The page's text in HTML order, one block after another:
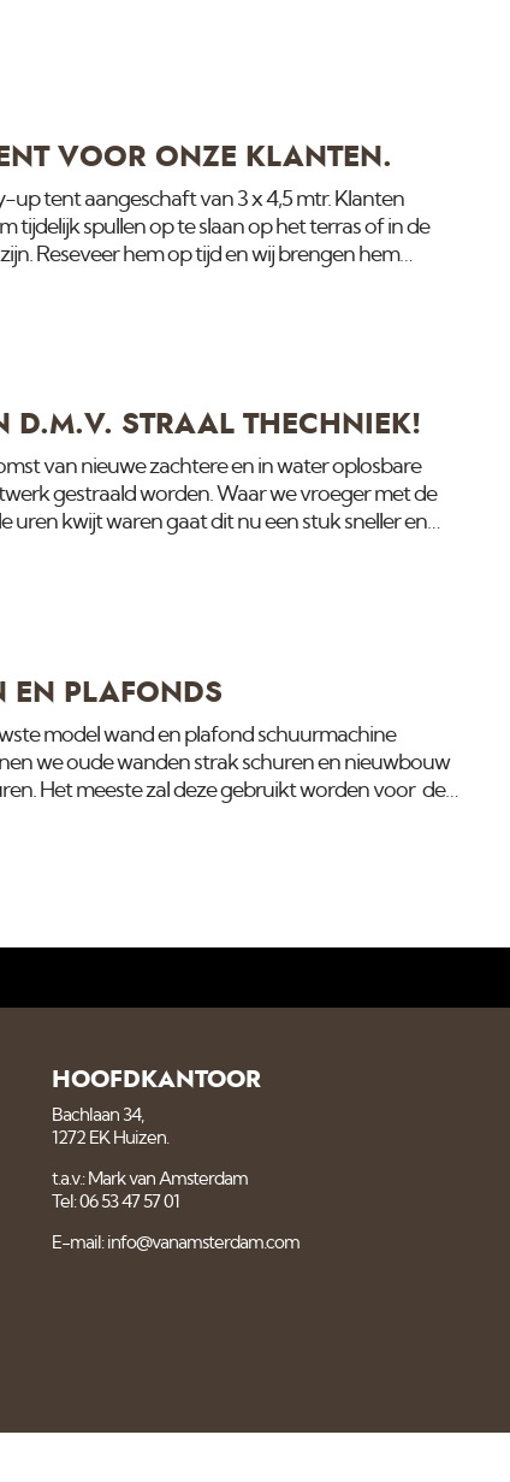
VOOR ONZE KLANTEN.
up tent aangeschaft van 3 x 4,5 mtr. Klanten
tijdelijk spullen op te slaan op het terras of in de
Reseveer hem op tijd en wij brengen hem
D.M.V. STRAAL THECHNIEK!
van nieuwe zachtere en in water oplosbare
gestraald worden. Waar we vroeger met de
uren kwijt waren gaat dit nu een stuk sneller en
EN PLAFONDS
model wand en plafond schuurmachine
we oude wanden strak schuren en nieuwbouw
Het meeste zal deze gebruikt worden voor de
HOOFDKANTOOR
Bachlaan 34,
1272 EK Huizen.
t.a.v.: Mark van Amsterdam
Tel: 06 53 47 57 01
E-mail: info@vanamsterdam.com